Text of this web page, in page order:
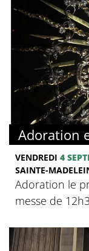
Adoration
VENDREDI 4
SAINTE-
Adoration le
messe de